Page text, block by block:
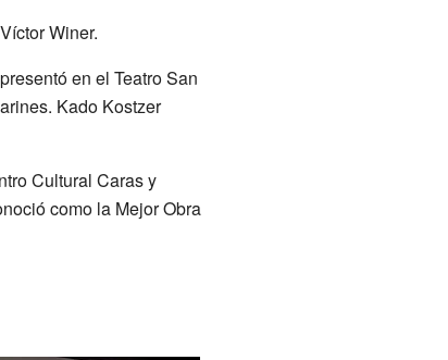
Winer.
en el Teatro San
Kado Kostzer
Cultural Caras y
como la Mejor Obra